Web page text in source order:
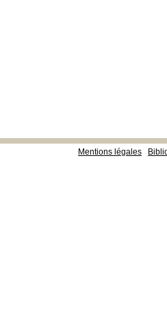
Mentions légales